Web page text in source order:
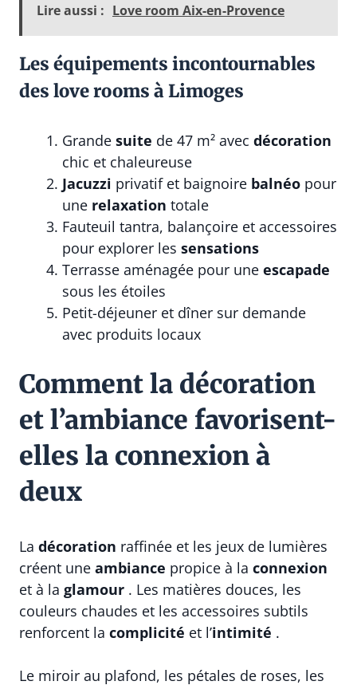
Lire aussi : Love room Aix-en-Provence
Les équipements incontournables
des love rooms à Limoges
Grande suite de 47 m² avec décoration
chic et chaleureuse
Jacuzzi privatif et baignoire balnéo pour
une relaxation totale
Fauteuil tantra, balançoire et accessoires
pour explorer les sensations
Terrasse aménagée pour une escapade
sous les étoiles
Petit-déjeuner et dîner sur demande
avec produits locaux
Comment la décoration
et l’ambiance favorisent-
elles la connexion à
deux
La décoration raffinée et les jeux de lumières
créent une ambiance propice à la connexion
et à la glamour . Les matières douces, les
couleurs chaudes et les accessoires subtils
renforcent la complicité et l’intimité .
Le miroir au plafond, les pétales de roses, les